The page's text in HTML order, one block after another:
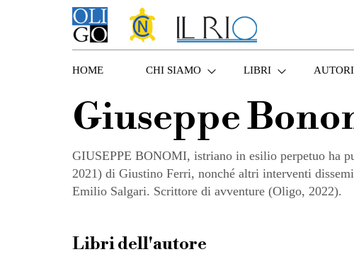
HOME CHI SIAMO LIBRI AUTORI
Giuseppe
GIUSEPPE BONOMI, istriano in esilio perpetuo ha
2021) di Giustino Ferri, nonché altri interventi
Emilio Salgari. Scrittore di avventure (Oligo, 2022).
Libri dell'autore